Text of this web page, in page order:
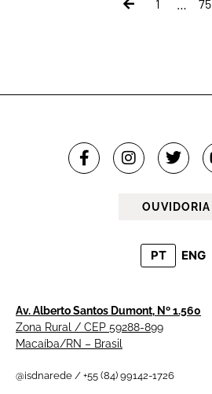
1 75
OUVIDORIA
PT ENG
Av. Alberto Santos Dumont, Nº 1.560
Zona Rural / CEP 59288-899
Macaíba/RN – Brasil
@isdnarede / +55 (84) 99142-1726